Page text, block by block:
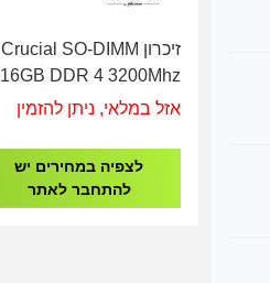
זיכרון Crucial SO-DIMM
16GB DDR 4 3200Mhz
אזל במלאי, ניתן להזמין
לצפיה במחירים יש
להתחבר לאתר